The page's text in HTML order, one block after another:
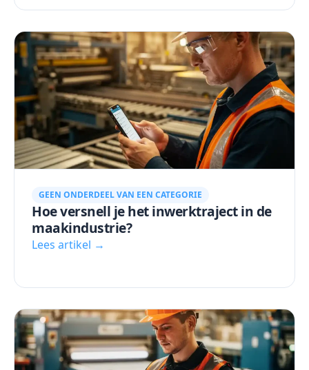
GEEN ONDERDEEL VAN EEN CATEGORIE
Hoe versnell je het inwerktraject in de
maakindustrie?
Lees artikel →